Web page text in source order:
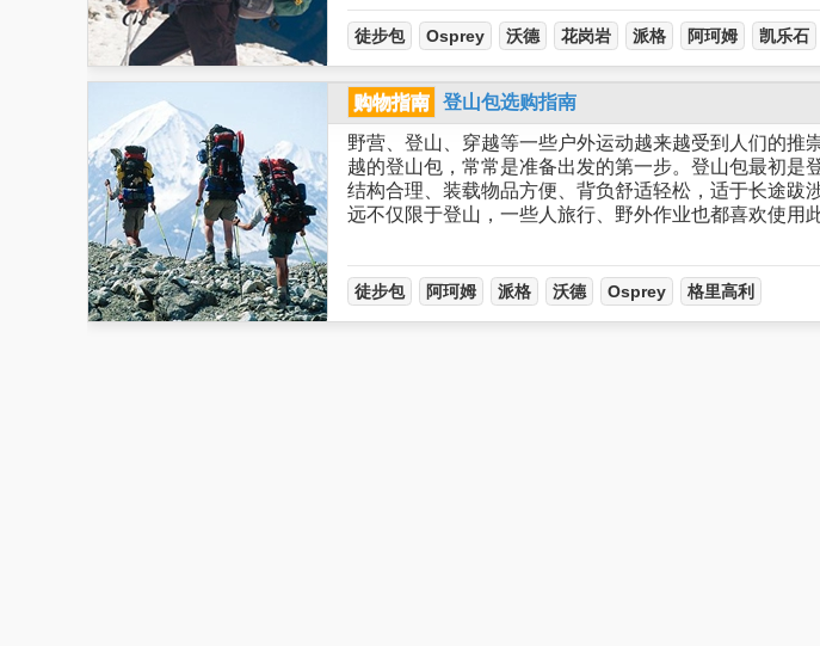
徒步包 Osprey 沃德 花岗岩 派格 阿珂姆 凯乐石
购物指南
登山包选购指南
野营、登山、穿越等一些户外运动越来越受到人们的推
越的登山包，常常是准备出发的第一步。登山包最初是
结构合理、装载物品方便、背负舒适轻松，适于长途跋
远不仅限于登山，一些人旅行、野外作业也都喜欢使用
徒步包 阿珂姆 派格 沃德 Osprey 格里高利